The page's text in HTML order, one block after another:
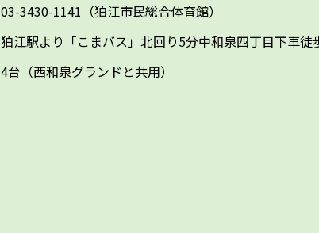
03-3430-1141（狛江市民総合体育館）
狛江駅より「こまバス」北回り5分中和泉四丁目下車徒
4台（西和泉グランドと共用）